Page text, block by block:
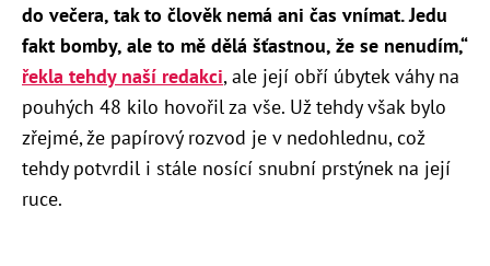
do večera, tak to člověk nemá ani čas vnímat. Jedu
fakt bomby, ale to mě dělá šťastnou, že se nenudím,“
řekla tehdy naší redakci, ale její obří úbytek váhy na
pouhých 48 kilo hovořil za vše. Už tehdy však bylo
zřejmé, že papírový rozvod je v nedohlednu, což
tehdy potvrdil i stále nosící snubní prstýnek na její
ruce.